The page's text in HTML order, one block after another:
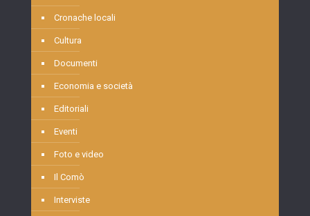
Cronache locali
Cultura
Documenti
Economia e società
Editoriali
Eventi
Foto e video
Il Comò
Interviste